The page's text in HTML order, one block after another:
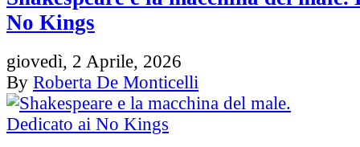
No Kings
giovedì, 2 Aprile, 2026
By Roberta De Monticelli